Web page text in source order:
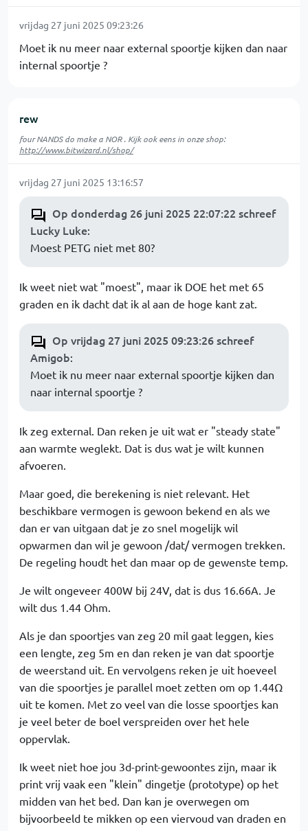
vrijdag 27 juni 2025 09:23:26
Moet ik nu meer naar external spoortje kijken dan naar
internal spoortje ?
rew
four NANDS do make a NOR . Kijk ook eens in onze shop:
http://www.bitwizard.nl/shop/
vrijdag 27 juni 2025 13:16:57
Op donderdag 26 juni 2025 22:07:22 schreef
Lucky Luke:
Moest PETG niet met 80?
Ik weet niet wat "moest", maar ik DOE het met 65
graden en ik dacht dat ik al aan de hoge kant zat.
Op vrijdag 27 juni 2025 09:23:26 schreef
Amigob:
Moet ik nu meer naar external spoortje kijken dan
naar internal spoortje ?
Ik zeg external. Dan reken je uit wat er "steady state"
aan warmte weglekt. Dat is dus wat je wilt kunnen
afvoeren.
Maar goed, die berekening is niet relevant. Het
beschikbare vermogen is gewoon bekend en als we
dan er van uitgaan dat je zo snel mogelijk wil
opwarmen dan wil je gewoon /dat/ vermogen trekken.
De regeling houdt het dan maar op de gewenste temp.
Je wilt ongeveer 400W bij 24V, dat is dus 16.66A. Je
wilt dus 1.44 Ohm.
Als je dan spoortjes van zeg 20 mil gaat leggen, kies
een lengte, zeg 5m en dan reken je van dat spoortje
de weerstand uit. En vervolgens reken je uit hoeveel
van die spoortjes je parallel moet zetten om op 1.44Ω
uit te komen. Met zo veel van die losse spoortjes kan
je veel beter de boel verspreiden over het hele
oppervlak.
Ik weet niet hoe jou 3d-print-gewoontes zijn, maar ik
print vrij vaak een "klein" dingetje (prototype) op het
midden van het bed. Dan kan je overwegen om
bijvoorbeeld te mikken op een viervoud van draden en